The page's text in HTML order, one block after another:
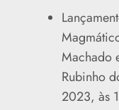
Machado
Rubinho
2023, às